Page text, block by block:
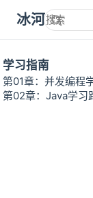
冰河技术
学习指南
第01章：并发编程
第02章：Java学习